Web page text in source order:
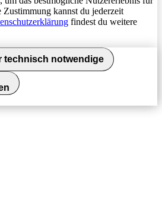
kannst du jederzeit
findest du weitere
technisch notwendige